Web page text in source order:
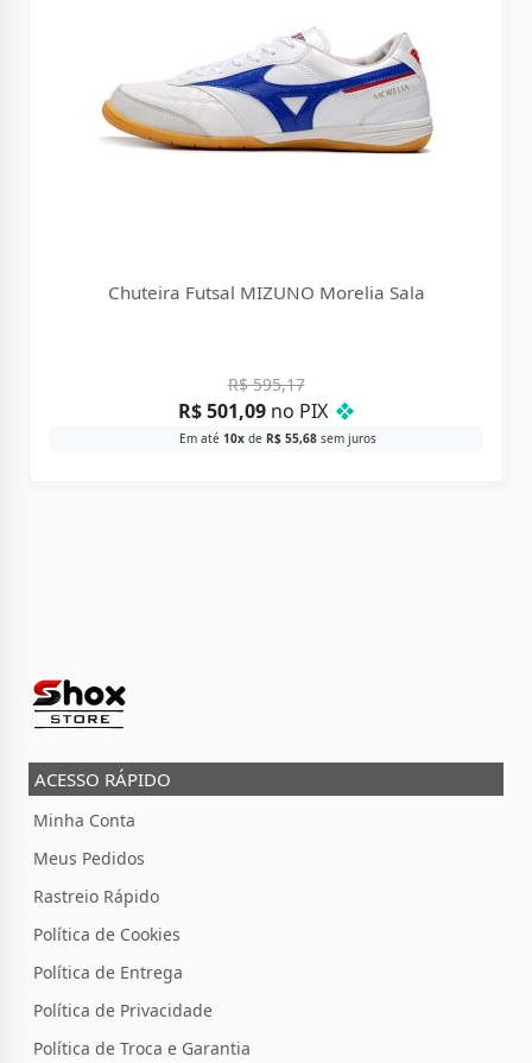
Chuteira Futsal MIZUNO Morelia Sala
R$595,17
R$501,09no PIX ❖
Em até 10xde R$55,68sem juros
ACESSO RÁPIDO
Minha Conta
Meus Pedidos
Rastreio Rápido
Política de Cookies
Política de Entrega
Política de Privacidade
Política de Troca e Garantia